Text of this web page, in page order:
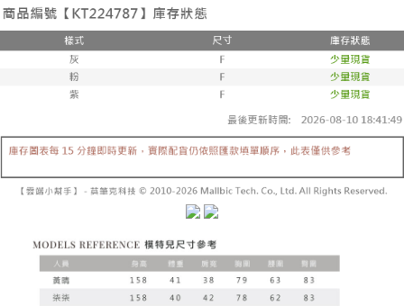
消。如遇 “转专审核”未通过状况，表示未达系统评分，恕无法说明评估内
容。
【缴款方式说明】
1. 分期款项不并入电信账单，“大哥付你分期”于每月结算日后寄送缴费提醒
2. 通过短信链接打开账单后，可选择 “超商条码／台湾大直营门市／银行转
账／街口支付／iPASS MONEY”等通路缴费。
【注意事项】
本服务购买商品或服务，并由商店将买卖／分期付款买卖价金债权让与本公
司后，依约使用本公司账单缴交账款。
2. 基于同意付款使用 “大哥付你分期”之契约关系目的，商店将以您的个人资
台湾大哥大与本人进行分期账单所需资料之确认、核对及更正。
3. 完整用户服务条款，请详阅以下链接：https://oppay.tw/userRule
3. 訂單確認後不需事先繳費，商品會配送至您的指定地址。
AFTEE APP推播通知。
5. 收到商品當下無需繳費，確認無誤後，請再利用繳費通知簡訊或AFTEE
APP於四大便利商店‧ATM/網銀等方式進行付款。
繳費期限，為商家向您請款的時間，再加上使用AFTEE可延長的天數所計算
夠在期限內收到商品(例如:預購商品或預計到貨時間較長者)。因此無論收到
商品與否，仍需要請您在AFTEE規定的時間內完成繳費。
1. 初次使用 AFTEE 時，將依認證結果及本公司審查結果，核予每個人不同
之上限額度
2. 結帳金額須大於NT$30
3. 目前僅支援台灣會員
全家取貨付款
每笔NT$60，满NT$1,800(含以上)免运费
付款後全家取貨
已關閉，請勿下單
7-11取貨付款
每笔NT$60，满NT$1,800(含以上)免运费